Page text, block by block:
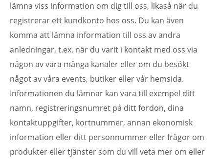
lämna viss information om dig till oss, likaså när du
registrerar ett kundkonto hos oss. Du kan även
komma att lämna information till oss av andra
anledningar, t.ex. när du varit i kontakt med oss via
någon av våra många kanaler eller om du besökt
något av våra events, butiker eller vår hemsida.
Informationen du lämnar kan vara till exempel ditt
namn, registreringsnumret på ditt fordon, dina
kontaktuppgifter, kortnummer, annan ekonomisk
information eller ditt personnummer eller frågor om
produkter eller tjänster som du vill veta mer om eller